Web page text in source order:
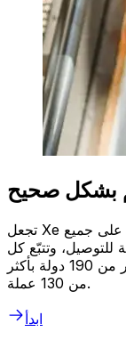
بشكل صحيح
تجعل Xe التحويلات المالية الدولية سهلة وبسيطة. اطّلع على جميع
للتوصيل، وتتبّع كل
عملية نقل في الوقت الفعلي. أرسل إلى أكثر من 190 دولة بأكثر
من 130 عملة.
ابدأ